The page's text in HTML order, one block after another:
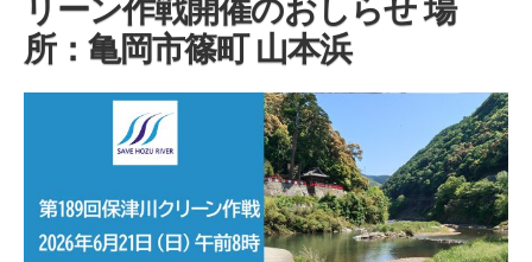
川
で
夏
【参
加
リーン作戦開催のおしらせ 場
所：亀岡市篠町 山本浜